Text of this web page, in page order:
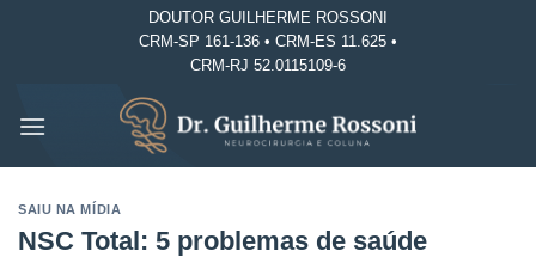
DOUTOR GUILHERME ROSSONI
CRM-SP 161-136 • CRM-ES 11.625 •
CRM-RJ 52.0115109-6
SAIU NA MÍDIA
NSC Total: 5 problemas de saúde